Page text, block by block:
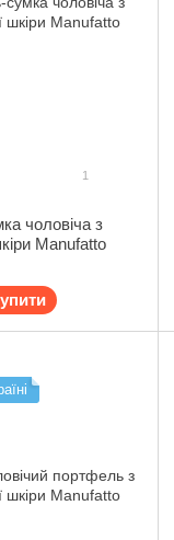
1
чоловіча з
Manufatto